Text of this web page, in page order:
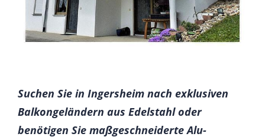
Suchen Sie in Ingersheim nach exklusiven
Balkongeländern aus Edelstahl oder
benötigen Sie maßgeschneiderte Alu-